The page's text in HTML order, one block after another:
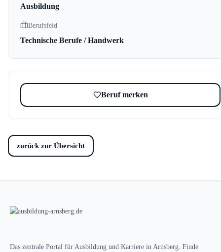
Ausbildung
Berufsfeld
Technische Berufe / Handwerk
Beruf merken
zurück zur Übersicht
Das zentrale Portal für Ausbildung und Karriere in Arnsberg. Finde